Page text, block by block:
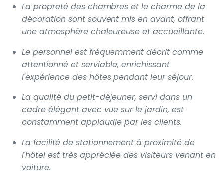
La propreté des chambres et le charme de la
décoration sont souvent mis en avant, offrant
une atmosphère chaleureuse et accueillante.
Le personnel est fréquemment décrit comme
attentionné et serviable, enrichissant
l'expérience des hôtes pendant leur séjour.
La qualité du petit-déjeuner, servi dans un
cadre élégant avec vue sur le jardin, est
constamment applaudie par les clients.
La facilité de stationnement à proximité de
l'hôtel est très appréciée des visiteurs venant en
voiture.